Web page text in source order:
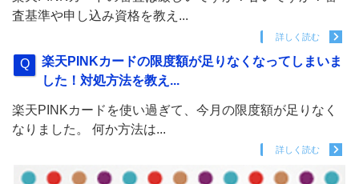
査基準や申し込み資格を教え...
詳しく読む
楽天PINKカードの限度額が足りなくなってしまいま
した！対処方法を教え...
楽天PINKカードを使い過ぎて、今月の限度額が足りなく
なりました。 何か方法は...
詳しく読む